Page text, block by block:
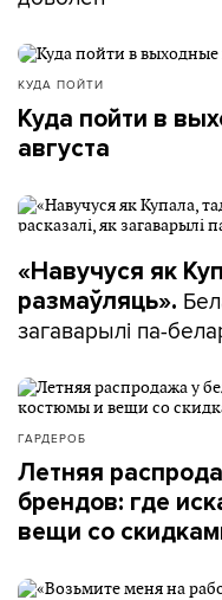
КУДА ПОЙТИ
Куда пойти в
августа
«Навучуся як
размаўляць».
загаварылі па-
ГАРДЕРОБ
Летняя
брендов: где
вещи со